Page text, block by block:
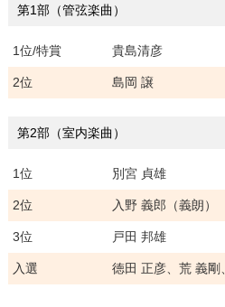
第1部（管弦楽曲）
1位/特賞 貴島清彦
2位 島岡 譲
第2部（室内楽曲）
1位 別宮 貞雄
2位 入野 義郎（義朗）
3位 戸田 邦雄
入選 徳田 正彦、荒 義剛